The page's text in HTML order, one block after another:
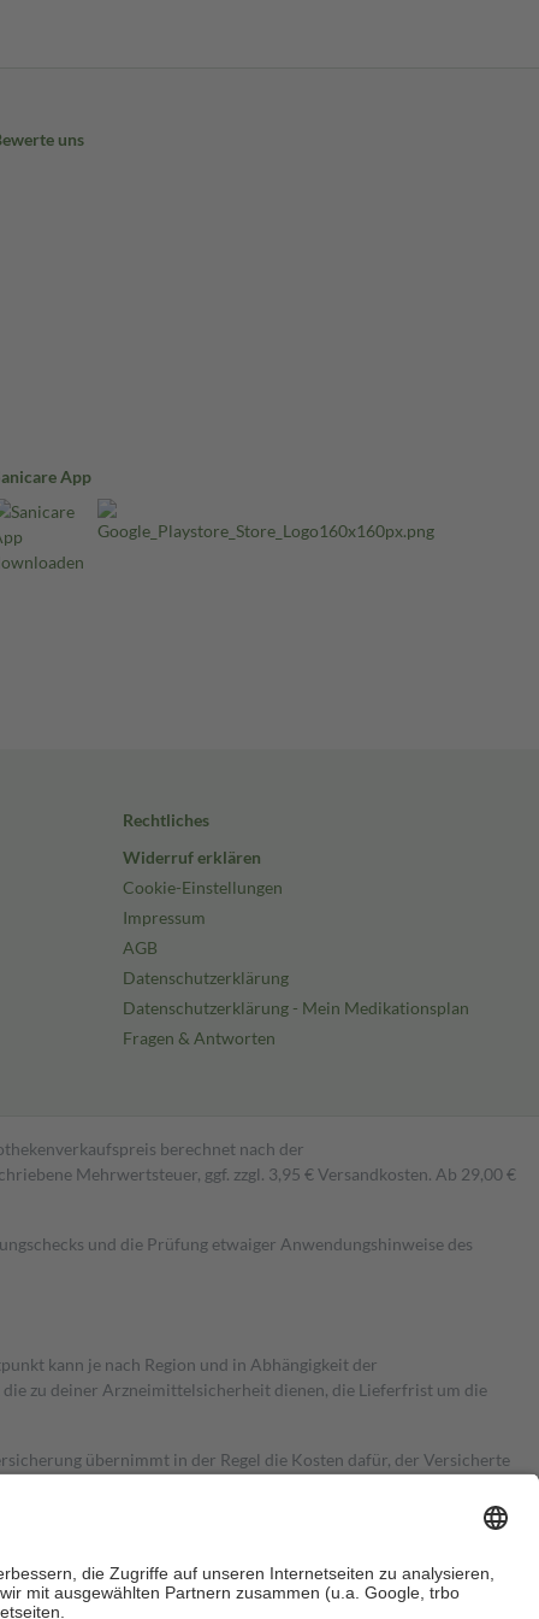
uns
App
Rechtliches
Widerruf erklären
Cookie-Einstellungen
Impressum
AGB
Datenschutzerklärung
Datenschutzerklärung - Mein Medikationsplan
Fragen & Antworten
berechnet nach der
Mehrwertsteuer, ggf. zzgl. 3,95 € Versandkosten. Ab 29,00 €
und die Prüfung etwaiger Anwendungshinweise des
kann je nach Region und in Abhängigkeit der
zu deiner Arzneimittelsicherheit dienen, die Lieferfrist um die
übernimmt in der Regel die Kosten dafür, der Versicherte
Es sind jedoch nie mehr als die tatsächlichen Kosten der Leistung
Zuzahlungen